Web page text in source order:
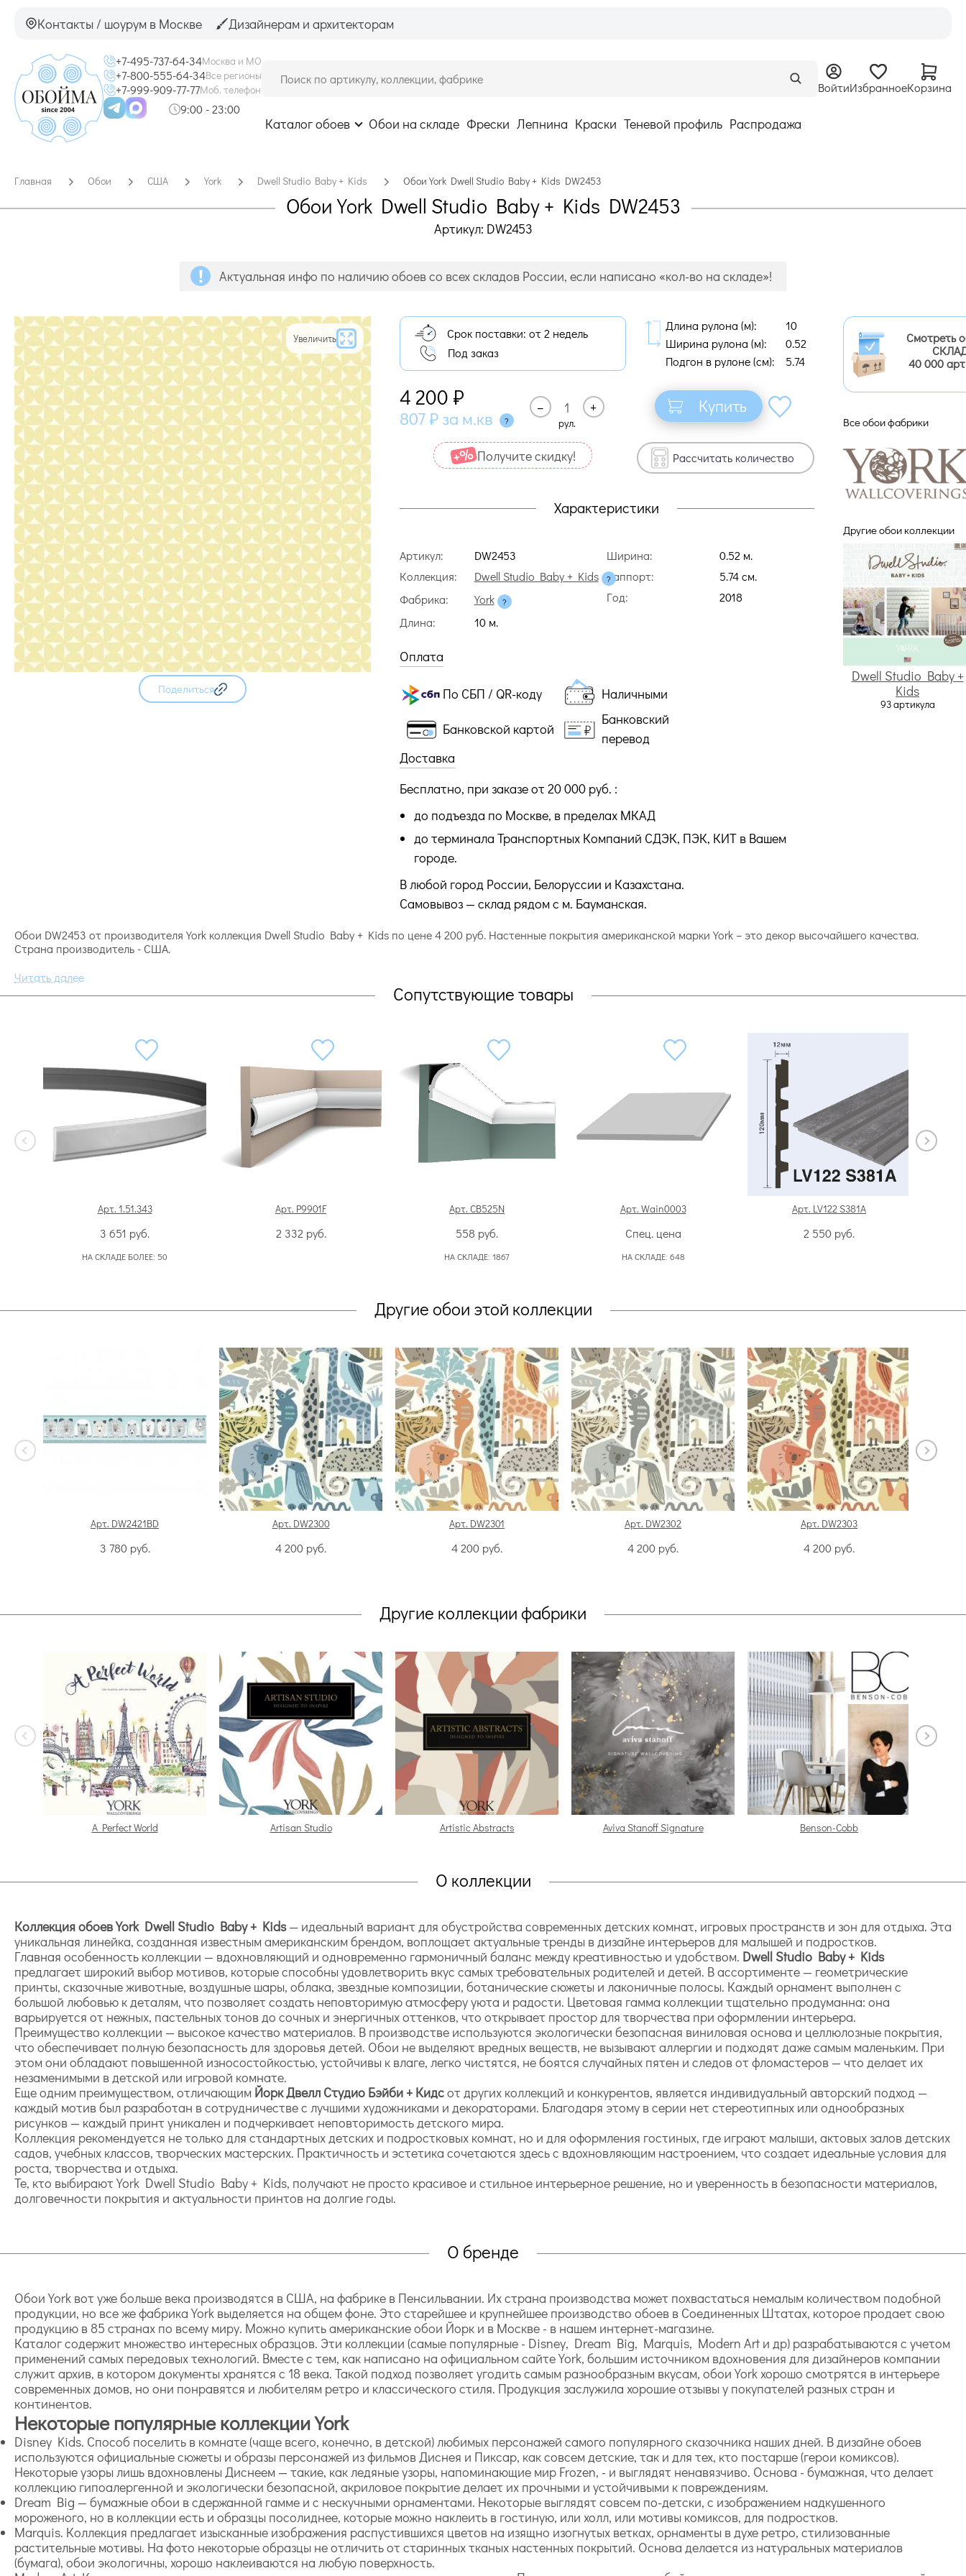
Контакты / шоурум в Москве Дизайнерам и архитекторам
+7-495-737-64-34Москва и МО
+7-800-555-64-34Все регионы
+7-999-909-77-77Моб. телефон
9:00 - 23:00
ВойтиИзбранноеКорзина
Каталог обоев Обои на складе Фрески Лепнина Краски Теневой профиль Распродажа
Главная Обои США York Dwell Studio Baby + Kids Обои York Dwell Studio Baby + Kids DW2453
Обои York Dwell Studio Baby + Kids DW2453
Артикул: DW2453
Актуальная инфо по наличию обоев со всех складов России, если написано «кол-во на складе»!
Увеличить
Поделиться
Срок поставки: от 2 недель
Под заказ
Длина рулона (м):
10
Ширина рулона (м):
0.52
Подгон в рулоне (cм):
5.74
4 200 ₽
807 ₽ за м.кв
–
рул.
+ Купить
Получите cкидку! Рассчитать количество
Характеристики
Артикул:
DW2453
Коллекция:
Dwell Studio Baby + Kids
Фабрика:
York
Длина:
10 м.
Ширина:
0.52 м.
Раппорт:
5.74 cм.
Год:
2018
Оплата
По СБП / QR-коду Наличными
Банковской картой
Банковский
перевод
Доставка
Бесплатно, при заказе от 20 000 руб. :
до подъезда по Москве, в пределах МКАД
до терминала Транспортных Компаний СДЭК, ПЭК, КИТ в Вашем
городе.
В любой город России, Белоруссии и Казахстана.
Самовывоз — склад рядом с м. Бауманская.
Смотреть
40 000
Все обои фабрики
Другие обои коллекции
Dwell Studio Baby +
Kids
93 артикула
Обои DW2453 от производителя York коллекция Dwell Studio Baby + Kids по цене 4 200 руб. Настенные покрытия американской марки York – это декор высочайшего качества.
Страна производитель - США.
Сопутствующие товары
Арт. 1.51.343
3 651 руб.
НА СКЛАДЕ БОЛЕЕ: 50
Арт. P9901F
2 332 руб.
Арт. CB525N
558 руб.
НА СКЛАДЕ: 1867
Арт. Wain0003
Спец. цена
НА СКЛАДЕ: 648
Арт. LV122 S381A
2 550 руб.
Другие обои этой коллекции
Арт. DW2421BD
3 780 руб.
Арт. DW2300
4 200 руб.
Арт. DW2301
4 200 руб.
Арт. DW2302
4 200 руб.
Арт. DW2303
4 200 руб.
Другие коллекции фабрики
A Perfect World Artisan Studio Artistic Abstracts Aviva Stanoff Signature Benson-Cobb
О коллекции
Коллекция обоев York Dwell Studio Baby + Kids— идеальный вариант для обустройства современных детских комнат, игровых пространств и зон для отдыха. Эта
уникальная линейка, созданная известным американским брендом, воплощает актуальные тренды в дизайне интерьеров для малышей и подростков.
Главная особенность коллекции — вдохновляющий и одновременно гармоничный баланс между креативностью и удобством. Dwell Studio Baby + Kids
предлагает широкий выбор мотивов, которые способны удовлетворить вкус самых требовательных родителей и детей. В ассортименте — геометрические
принты, сказочные животные, воздушные шары, облака, звездные композиции, ботанические сюжеты и лаконичные полосы. Каждый орнамент выполнен с
большой любовью к деталям, что позволяет создать неповторимую атмосферу уюта и радости. Цветовая гамма коллекции тщательно продуманна: она
варьируется от нежных, пастельных тонов до сочных и энергичных оттенков, что открывает простор для творчества при оформлении интерьера.
Преимущество коллекции — высокое качество материалов. В производстве используются экологически безопасная виниловая основа и целлюлозные покрытия,
что обеспечивает полную безопасность для здоровья детей. Обои не выделяют вредных веществ, не вызывают аллергии и подходят даже самым маленьким. При
этом они обладают повышенной износостойкостью, устойчивы к влаге, легко чистятся, не боятся случайных пятен и следов от фломастеров — что делает их
незаменимыми в детской или игровой комнате.
Еще одним преимуществом, отличающим Йорк Двелл Студио Бэйби + Кидсот других коллекций и конкурентов, является индивидуальный авторский подход —
каждый мотив был разработан в сотрудничестве с лучшими художниками и декораторами. Благодаря этому в серии нет стереотипных или однообразных
рисунков — каждый принт уникален и подчеркивает неповторимость детского мира.
Коллекция рекомендуется не только для стандартных детских и подростковых комнат, но и для оформления гостиных, где играют малыши, актовых залов детских
садов, учебных классов, творческих мастерских. Практичность и эстетика сочетаются здесь с вдохновляющим настроением, что создает идеальные условия для
роста, творчества и отдыха.
Те, кто выбирают York Dwell Studio Baby + Kids, получают не просто красивое и стильное интерьерное решение, но и уверенность в безопасности материалов,
долговечности покрытия и актуальности принтов на долгие годы.
О бренде
Обои York вот уже больше века производятся в США, на фабрике в Пенсильвании. Их страна производства может похвастаться немалым количеством подобной
продукции, но все же фабрика York выделяется на общем фоне. Это старейшее и крупнейшее производство обоев в Соединенных Штатах, которое продает свою
продукцию в 85 странах по всему миру. Можно купить американские обои Йорк и в Москве - в нашем интернет-магазине.
Каталог содержит множество интересных образцов. Эти коллекции (самые популярные - Disney, Dream Big, Marquis, Modern Art и др) разрабатываются с учетом
применений самых передовых технологий. Вместе с тем, как написано на официальном сайте York, большим источником вдохновения для дизайнеров компании
служит архив, в котором документы хранятся с 18 века. Такой подход позволяет угодить самым разнообразным вкусам, обои York хорошо смотрятся в интерьере
современных домов, но они понравятся и любителям ретро и классического стиля. Продукция заслужила хорошие отзывы у покупателей разных стран и
континентов.
Некоторые популярные коллекции York
Disney Kids. Способ поселить в комнате (чаще всего, конечно, в детской) любимых персонажей самого популярного сказочника наших дней. В дизайне обоев
используются официальные сюжеты и образы персонажей из фильмов Диснея и Пиксар, как совсем детские, так и для тех, кто постарше (герои комиксов).
Некоторые узоры лишь вдохновлены Диснеем — такие, как ледяные узоры, напоминающие мир Frozen, - и выглядят ненавязчиво. Основа - бумажная, что делает
коллекцию гипоалергенной и экологически безопасной, акриловое покрытие делает их прочными и устойчивыми к повреждениям.
Dream Big — бумажные обои в сдержанной гамме и с нескучными орнаментами. Некоторые выглядят совсем по-детски, с изображением надкушенного
мороженого, но в коллекции есть и образцы посолиднее, которые можно наклеить в гостиную, или холл, или мотивы комиксов, для подростков.
Marquis. Коллекция предлагает изысканные изображения распустившихся цветов на изящно изогнутых ветках, орнаменты в духе ретро, стилизованные
растительные мотивы. На фото некоторые образцы не отличить от старинных тканых настенных покрытий. Основа делается из натуральных материалов
(бумага), обои экологичны, хорошо наклеиваются на любую поверхность.